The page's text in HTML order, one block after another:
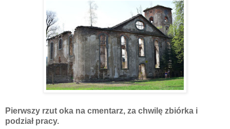
Pierwszy rzut oka na cmentarz, za chwilę zbiórka i
podział pracy.